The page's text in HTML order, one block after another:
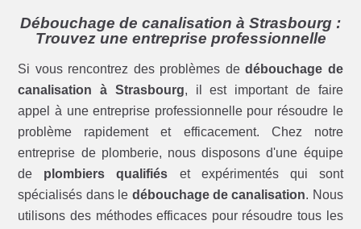
Débouchage de canalisation à Strasbourg :
Trouvez une entreprise professionnelle
Si vous rencontrez des problèmes dedébouchage de
canalisation à Strasbourg, il est important de faire
appel à une entreprise professionnelle pour résoudre le
problème rapidement et efficacement. Chez notre
entreprise de plomberie, nous disposons d'une équipe
de plombiers qualifiés et expérimentés qui sont
spécialisés dans le débouchage de canalisation. Nous
utilisons des méthodes efficaces pour résoudre tous les